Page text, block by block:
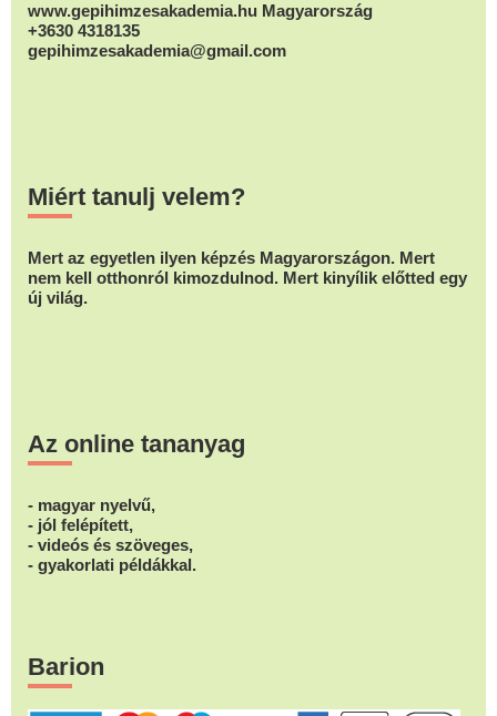
www.gepihimzesakademia.hu Magyarország
+3630 4318135
gepihimzesakademia@gmail.com
Miért tanulj velem?
Mert az egyetlen ilyen képzés Magyarországon. Mert
nem kell otthonról kimozdulnod. Mert kinyílik előtted egy
új világ.
Az online tananyag
- magyar nyelvű,
- jól felépített,
- videós és szöveges,
- gyakorlati példákkal.
Barion